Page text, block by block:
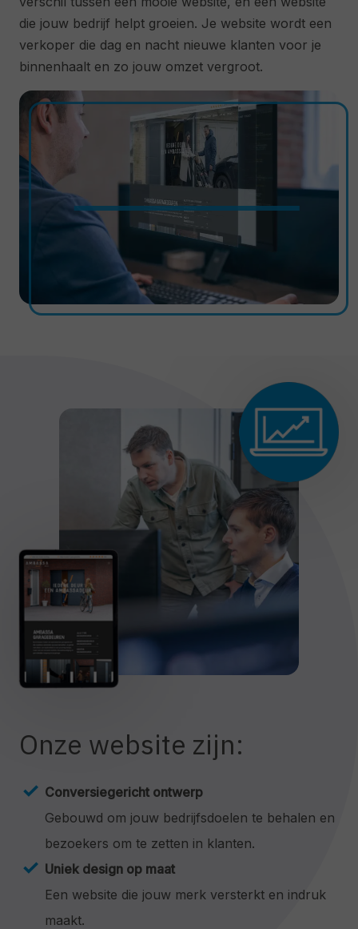
die jouw bedrijf helpt groeien. Je website wordt een
verkoper die dag en nacht nieuwe klanten voor je
binnenhaalt en zo jouw omzet vergroot.
Onze website zijn:
Conversiegericht ontwerp
Gebouwd om jouw bedrijfsdoelen te behalen en
bezoekers om te zetten in klanten.
Uniek design op maat
Een website die jouw merk versterkt en indruk
maakt.